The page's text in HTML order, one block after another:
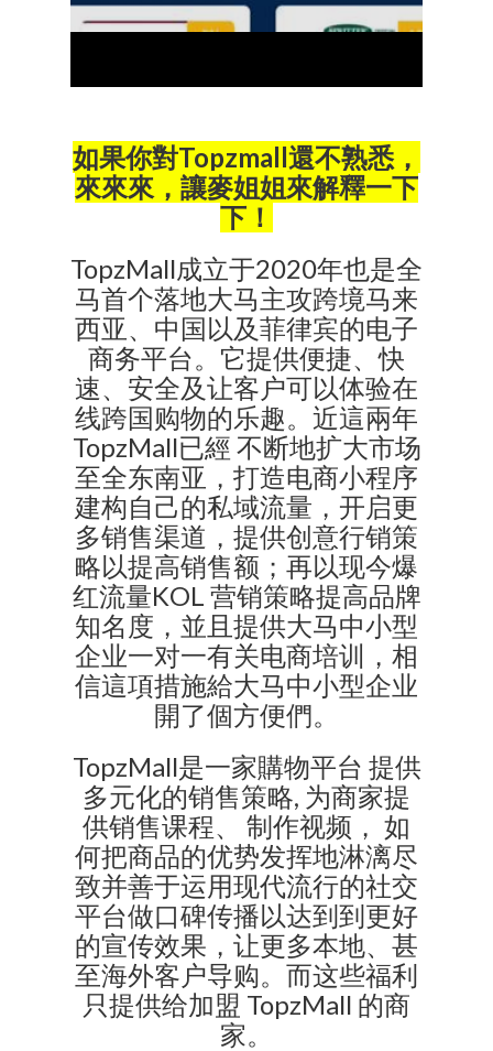
如果你對Topzmall還不熟悉，
來來來，讓麥姐姐來解釋一下
下！
TopzMall成立于2020年也是全
马首个落地大马主攻跨境马来
西亚、中国以及菲律宾的电子
商务平台。它提供便捷、快
速、安全及让客户可以体验在
线跨国购物的乐趣。近這兩年
TopzMall已經 不断地扩大市场
至全东南亚，打造电商小程序
建构自己的私域流量，开启更
多销售渠道，提供创意行销策
略以提高销售额；再以现今爆
红流量KOL 营销策略提高品牌
知名度，並且提供大马中小型
企业一对一有关电商培训，相
信這項措施給大马中小型企业
開了個方便們。
TopzMall是一家購物平台 提供
多元化的销售策略, 为商家提
供销售课程、 制作视频， 如
何把商品的优势发挥地淋漓尽
致并善于运用现代流行的社交
平台做口碑传播以达到到更好
的宣传效果，让更多本地、甚
至海外客户导购。而这些福利
只提供给加盟 TopzMall 的商
家。